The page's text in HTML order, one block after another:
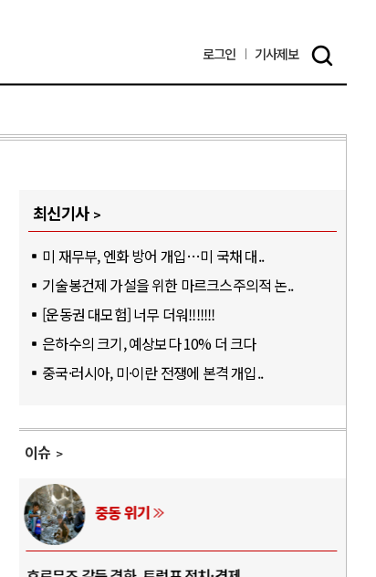
로그인 기사제보
최신기사
미 재무부, 엔화 방어 개입…미 국채 대..
기술봉건제 가설을 위한 마르크스주의적 논..
[운동권 대모험] 너무 더워!!!!!!!
은하수의 크기, 예상보다 10% 더 크다
중국·러시아, 미·이란 전쟁에 본격 개입..
이슈
AI와 인간